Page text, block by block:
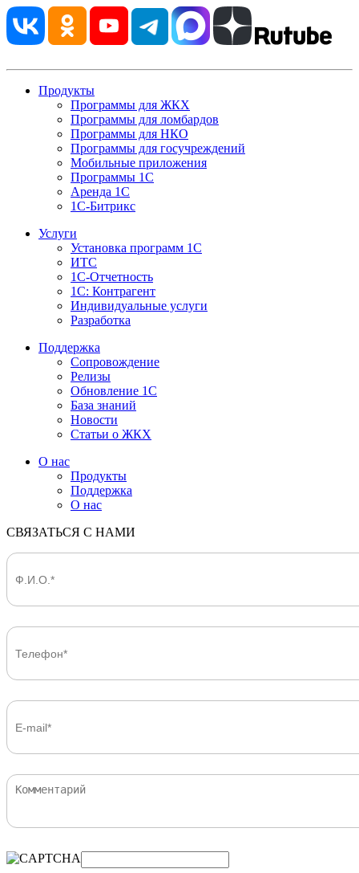
Продукты
Программы для ЖКХ
Программы для ломбардов
Программы для НКО
Программы для госучреждений
Мобильные приложения
Программы 1С
Аренда 1С
1С-Битрикс
Услуги
Установка программ 1С
ИТС
1С-Отчетность
1С: Контрагент
Индивидуальные услуги
Разработка
Поддержка
Сопровождение
Релизы
Обновление 1С
База знаний
Новости
Статьи о ЖКХ
О нас
Продукты
Поддержка
О нас
СВЯЗАТЬСЯ С НАМИ